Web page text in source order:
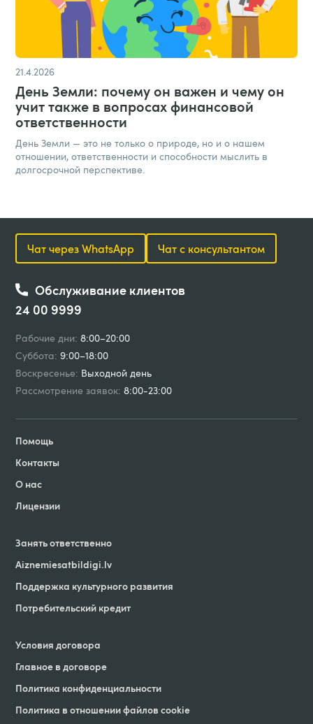
21.4.2026
День Земли: почему он важен и чему он
учит также в вопросах финансовой
ответственности
День Земли — это не только о природе, но и о нашем
отношении, ответственности и способности мыслить в
долгосрочной перспективе.
Чат через WhatsApp Чат с консультантом
Обслуживание клиентов
24 00 9999
Рабочие дни: 8:00–20:00
Суббота: 9:00–18:00
Воскресенье: Выходной день
Рассмотрение заявок: 8:00-23:00
Помощь
Контакты
О нас
Лицензии
Занять ответственно
Aiznemiesatbildigi.lv
Поддержка культурного развития
Потребительский кредит
Условия договорa
Главное в договоре
Политика конфиденциальности
Политика в отношении файлов cookie